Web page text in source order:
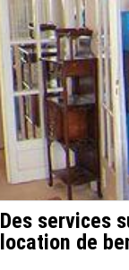
Des services
location de